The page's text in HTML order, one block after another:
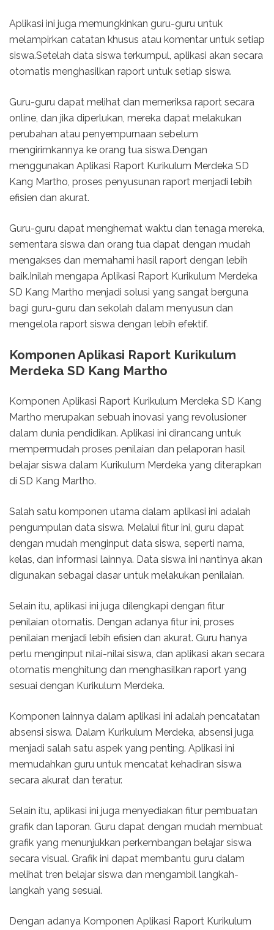
Aplikasi ini juga memungkinkan guru-guru untuk
melampirkan catatan khusus atau komentar untuk setiap
siswa.Setelah data siswa terkumpul, aplikasi akan secara
otomatis menghasilkan raport untuk setiap siswa.
Guru-guru dapat melihat dan memeriksa raport secara
online, dan jika diperlukan, mereka dapat melakukan
perubahan atau penyempurnaan sebelum
mengirimkannya ke orang tua siswa.Dengan
menggunakan Aplikasi Raport Kurikulum Merdeka SD
Kang Martho, proses penyusunan raport menjadi lebih
efisien dan akurat.
Guru-guru dapat menghemat waktu dan tenaga mereka,
sementara siswa dan orang tua dapat dengan mudah
mengakses dan memahami hasil raport dengan lebih
baik.Inilah mengapa Aplikasi Raport Kurikulum Merdeka
SD Kang Martho menjadi solusi yang sangat berguna
bagi guru-guru dan sekolah dalam menyusun dan
mengelola raport siswa dengan lebih efektif.
Komponen Aplikasi Raport Kurikulum
Merdeka SD Kang Martho
Komponen Aplikasi Raport Kurikulum Merdeka SD Kang
Martho merupakan sebuah inovasi yang revolusioner
dalam dunia pendidikan. Aplikasi ini dirancang untuk
mempermudah proses penilaian dan pelaporan hasil
belajar siswa dalam Kurikulum Merdeka yang diterapkan
di SD Kang Martho.
Salah satu komponen utama dalam aplikasi ini adalah
pengumpulan data siswa. Melalui fitur ini, guru dapat
dengan mudah menginput data siswa, seperti nama,
kelas, dan informasi lainnya. Data siswa ini nantinya akan
digunakan sebagai dasar untuk melakukan penilaian.
Selain itu, aplikasi ini juga dilengkapi dengan fitur
penilaian otomatis. Dengan adanya fitur ini, proses
penilaian menjadi lebih efisien dan akurat. Guru hanya
perlu menginput nilai-nilai siswa, dan aplikasi akan secara
otomatis menghitung dan menghasilkan raport yang
sesuai dengan Kurikulum Merdeka.
Komponen lainnya dalam aplikasi ini adalah pencatatan
absensi siswa. Dalam Kurikulum Merdeka, absensi juga
menjadi salah satu aspek yang penting. Aplikasi ini
memudahkan guru untuk mencatat kehadiran siswa
secara akurat dan teratur.
Selain itu, aplikasi ini juga menyediakan fitur pembuatan
grafik dan laporan. Guru dapat dengan mudah membuat
grafik yang menunjukkan perkembangan belajar siswa
secara visual. Grafik ini dapat membantu guru dalam
melihat tren belajar siswa dan mengambil langkah-
langkah yang sesuai.
Dengan adanya Komponen Aplikasi Raport Kurikulum